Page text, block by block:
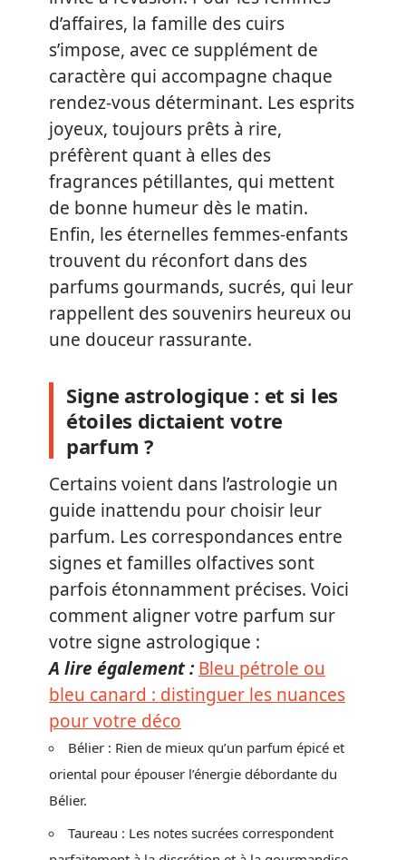
d’affaires, la famille des cuirs
s’impose, avec ce supplément de
caractère qui accompagne chaque
rendez-vous déterminant. Les esprits
joyeux, toujours prêts à rire,
préfèrent quant à elles des
fragrances pétillantes, qui mettent
de bonne humeur dès le matin.
Enfin, les éternelles femmes-enfants
trouvent du réconfort dans des
parfums gourmands, sucrés, qui leur
rappellent des souvenirs heureux ou
une douceur rassurante.
Signe astrologique : et si les
étoiles dictaient votre
parfum ?
Certains voient dans l’astrologie un
guide inattendu pour choisir leur
parfum. Les correspondances entre
signes et familles olfactives sont
parfois étonnamment précises. Voici
comment aligner votre parfum sur
votre signe astrologique :
A lire également : Bleu pétrole ou
bleu canard : distinguer les nuances
pour votre déco
Bélier : Rien de mieux qu’un parfum épicé et
oriental pour épouser l’énergie débordante du
Bélier.
Taureau : Les notes sucrées correspondent